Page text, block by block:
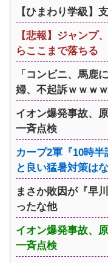
【ひまわり学級】
【悲報】ジャンプ
らここまで落ちる
「コンビニ、馬鹿
婦、不起訴ｗｗｗ
イオン爆発事故、
一斉点検
カープ2軍『10時
と良い猛暑対策は
まさか敗因が『早
ったな他
イオン爆発事故、
一斉点検